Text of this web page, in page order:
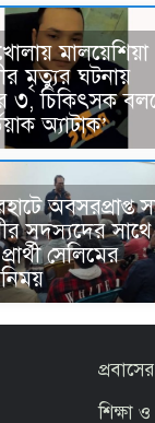
মালয়েশিয়া
মৃত্যুর ঘটনায়
৩, চিকিৎসক
অ্যাটাক’
অবসরপ্রাপ্ত
সদস্যদের সাথে
প্রার্থী সেলিমের
শিক্ষা